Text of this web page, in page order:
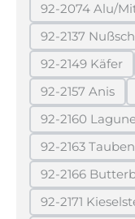
92-2074 Alu/
92-2137
(Diese
92-2149 Käfer
(Diese
92-2157 Anis
(Diese
92-2160
(Diese
92-2163
92-2166
92-2171
(Diese